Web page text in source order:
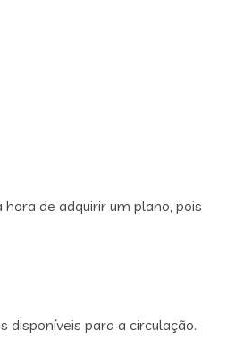
de adquirir um plano, pois
para a circulação.